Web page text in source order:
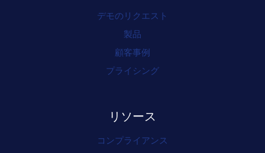
デモのリクエスト
製品
顧客事例
プライシング
リソース
コンプライアンス